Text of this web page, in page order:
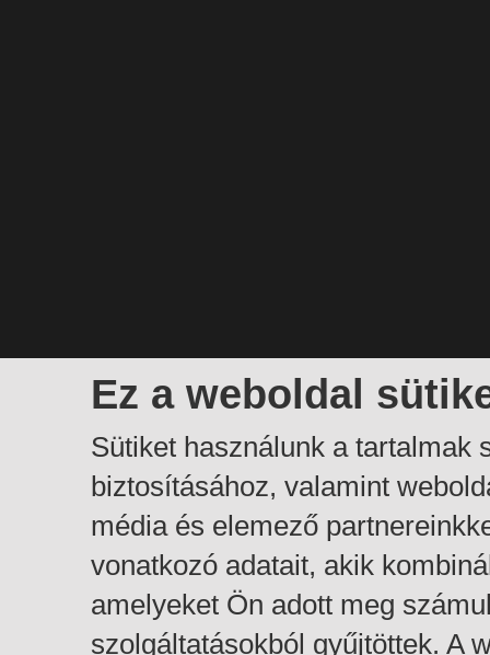
Ez a weboldal
Sütiket használunk a tartalmak
biztosításához, valamint
média és elemező
vonatkozó adatait, akik
amelyeket Ön adott meg
szolgáltatásokból gyűjtöttek. A